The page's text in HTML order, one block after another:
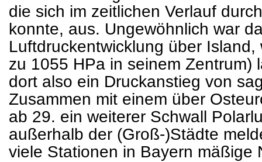
die sich im zeitlichen Verlauf
konnte, aus. Ungewöhnlich war
Luftdruckentwicklung über
zu 1055 HPa in seinem Zentrum)
dort also ein Druckanstieg von
Zusammen mit einem über
ab 29. ein weiterer Schwall
außerhalb der (Groß-)Städte
viele Stationen in Bayern mäßige